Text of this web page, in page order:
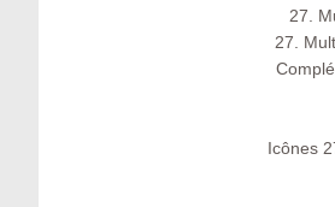
27.
27.
Icônes